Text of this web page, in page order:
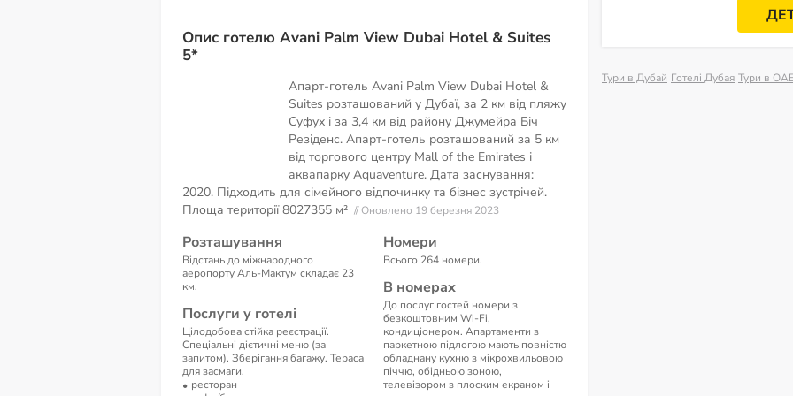
Опис готелю Avani Palm View Dubai Hotel & Suites
5*
Апарт-готель Avani Palm View Dubai Hotel &
Suites розташований у Дубаї, за 2 км від пляжу
Суфух і за 3,4 км від району Джумейра Біч
Резіденс. Апарт-готель розташований за 5 км
від торгового центру Mall of the Emirates і
аквапарку Aquaventure. Дата заснування:
2020. Підходить для сімейного відпочинку та бізнес зустрічей.
Площа території8027355 м² // Оновлено 19 березня 2023
Розташування
Відстань до міжнародного
аеропорту Аль-Мактум складає 23
км.
Послуги у готелі
Цілодобова стійка реєстрації.
Спеціальні дієтичні меню (за
запитом). Зберігання багажу. Тераса
для засмаги.
ресторан
Номери
Всього 264 номери.
В номерах
До послуг гостей номери з
безкоштовним Wi-Fi,
кондиціонером. Апартаменти з
паркетною підлогою мають повністю
обладнану кухню з мікрохвильовою
піччю, обідньою зоною,
телевізором з плоским екраном і
Тури в Дубай Готелі Дубая Тури в